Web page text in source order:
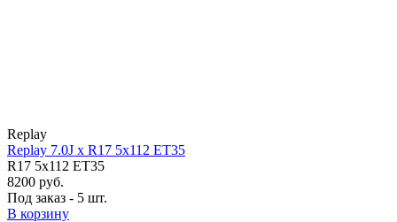
Replay
Replay 7.0J x R17 5x112 ET35
R17 5x112 ET35
8200 руб.
Под заказ - 5 шт.
В корзину